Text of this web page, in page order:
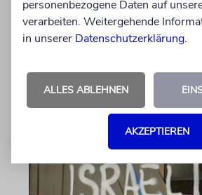
von Sabine Brandes
personenbezogene Daten auf
verarbeiten. Weitergehende
in unserer Datenschutzerklärung.
ALLES ABLEHNEN
AKZEPTIEREN